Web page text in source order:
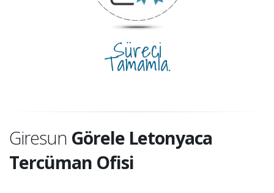
Süreci
Tamamla.
Giresun Görele Letonyaca
Tercüman Ofisi